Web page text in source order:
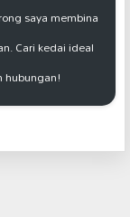
saya membina
Cari kedai ideal
hubungan!